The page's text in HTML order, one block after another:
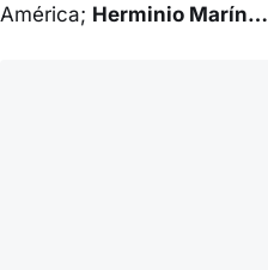
América; Herminio Marín…